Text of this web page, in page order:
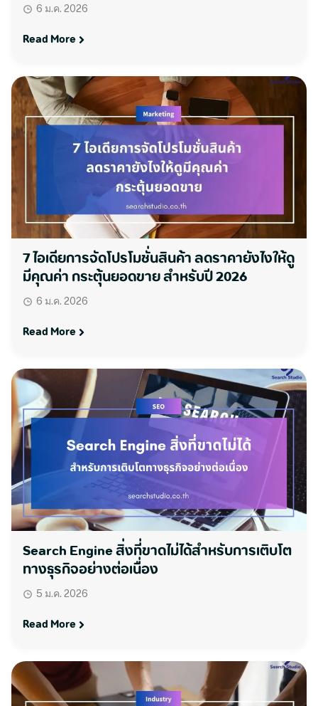
6 ม.ค. 2026
Read More
7 ไอเดียการจัดโปรโมชั่นสินค้า ลดราคายังไงให้ดู
มีคุณค่า กระตุ้นยอดขาย สำหรับปี 2026
6 ม.ค. 2026
Read More
Search Engine สิ่งที่ขาดไม่ได้สำหรับการเติบโต
ทางธุรกิจอย่างต่อเนื่อง
5 ม.ค. 2026
Read More